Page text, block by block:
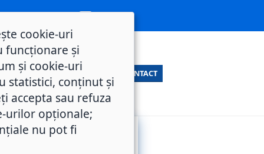
CONTACT
cookie-uri
funcționare și
și cookie-uri
statistici, conținut și
accepta sau refuza
urilor opționale;
nu pot fi